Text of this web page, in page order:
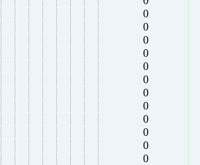
0
0
0
0
0
0
0
0
0
0
0
0